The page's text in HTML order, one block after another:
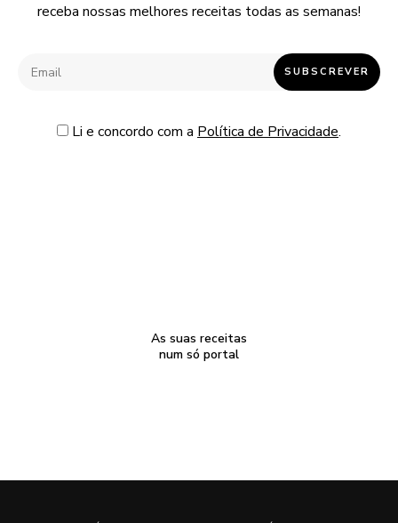
receba nossas melhores receitas todas as semanas!
Li e concordo com a Política de Privacidade.
As suas receitas
num só portal